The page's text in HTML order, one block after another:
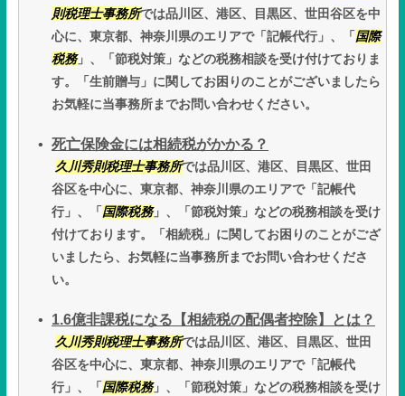
則税理士事務所では品川区、港区、目黒区、世田谷区を中
心に、東京都、神奈川県のエリアで「記帳代行」、「 国際
税務」、「節税対策」などの税務相談を受け付けておりま
す。「生前贈与」に関してお困りのことがございましたら
お気軽に当事務所までお問い合わせください。
死亡保険金には相続税がかかる？
久川秀則税理士事務所では品川区、港区、目黒区、世田
谷区を中心に、東京都、神奈川県のエリアで「記帳代
行」、「 国際税務」、「節税対策」などの税務相談を受け
付けております。「相続税」に関してお困りのことがござ
いましたら、お気軽に当事務所までお問い合わせくださ
い。
1.6億非課税になる【相続税の配偶者控除】とは？
久川秀則税理士事務所では品川区、港区、目黒区、世田
谷区を中心に、東京都、神奈川県のエリアで「記帳代
行」、「 国際税務」、「節税対策」などの税務相談を受け